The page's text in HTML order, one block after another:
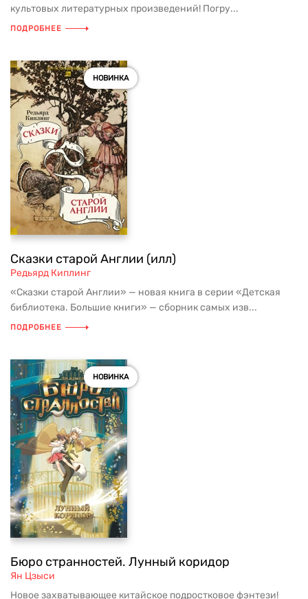
культовых литературных произведений! Погру...
ПОДРОБНЕЕ
НОВИНКА
Сказки старой Англии (илл)
Редьярд Киплинг
«Сказки старой Англии» — новая книга в серии «Детская
библиотека. Большие книги» — сборник самых изв...
ПОДРОБНЕЕ
НОВИНКА
Бюро странностей. Лунный коридор
Ян Цзыси
Новое захватывающее китайское подростковое фэнтези!